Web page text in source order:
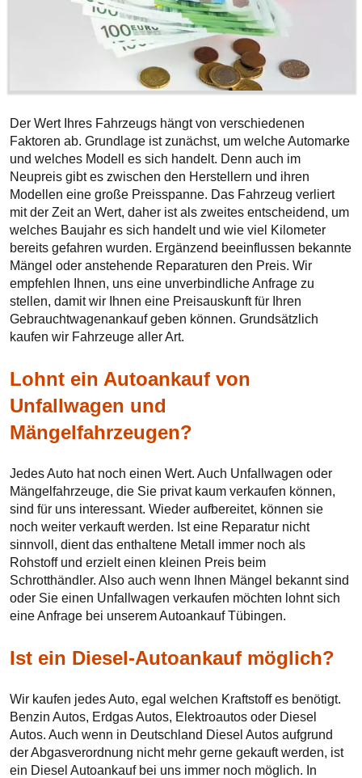
Der Wert Ihres Fahrzeugs hängt von verschiedenen
Faktoren ab. Grundlage ist zunächst, um welche Automarke
und welches Modell es sich handelt. Denn auch im
Neupreis gibt es zwischen den Herstellern und ihren
Modellen eine große Preisspanne. Das Fahrzeug verliert
mit der Zeit an Wert, daher ist als zweites entscheidend, um
welches Baujahr es sich handelt und wie viel Kilometer
bereits gefahren wurden. Ergänzend beeinflussen bekannte
Mängel oder anstehende Reparaturen den Preis. Wir
empfehlen Ihnen, uns eine unverbindliche Anfrage zu
stellen, damit wir Ihnen eine Preisauskunft für Ihren
Gebrauchtwagenankauf geben können. Grundsätzlich
kaufen wir Fahrzeuge aller Art.
Lohnt ein Autoankauf von
Unfallwagen und
Mängelfahrzeugen?
Jedes Auto hat noch einen Wert. Auch Unfallwagen oder
Mängelfahrzeuge, die Sie privat kaum verkaufen können,
sind für uns interessant. Wieder aufbereitet, können sie
noch weiter verkauft werden. Ist eine Reparatur nicht
sinnvoll, dient das enthaltene Metall immer noch als
Rohstoff und erzielt einen kleinen Preis beim
Schrotthändler. Also auch wenn Ihnen Mängel bekannt sind
oder Sie einen Unfallwagen verkaufen möchten lohnt sich
eine Anfrage bei unserem Autoankauf Tübingen.
Ist ein Diesel-Autoankauf möglich?
Wir kaufen jedes Auto, egal welchen Kraftstoff es benötigt.
Benzin Autos, Erdgas Autos, Elektroautos oder Diesel
Autos. Auch wenn in Deutschland Diesel Autos aufgrund
der Abgasverordnung nicht mehr gerne gekauft werden, ist
ein Diesel Autoankauf bei uns immer noch möglich. In